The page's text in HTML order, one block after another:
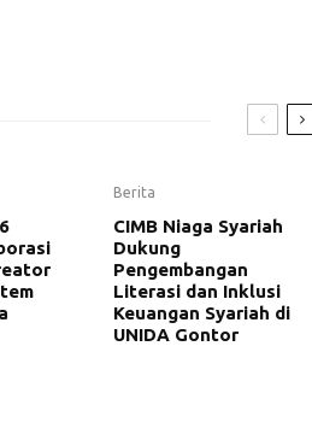
Berita
CIMB Niaga Syariah
Dukung
Pengembangan
Literasi dan Inklusi
Keuangan Syariah di
UNIDA Gontor